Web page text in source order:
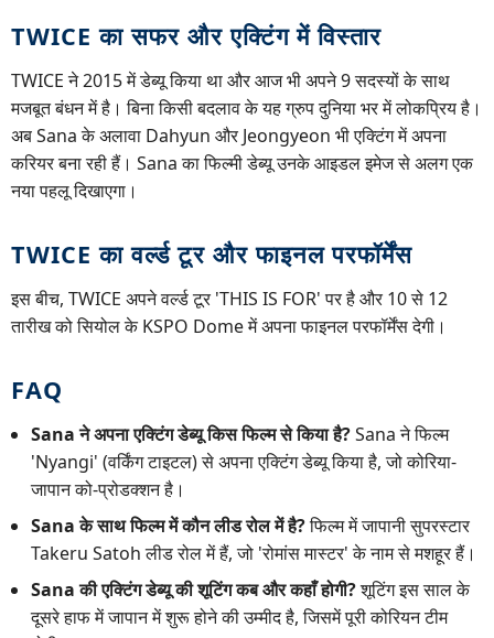
TWICE का सफर और एक्टिंग में विस्तार
TWICE ने 2015 में डेब्यू किया था और आज भी अपने 9 सदस्यों के साथ
मजबूत बंधन में है। बिना किसी बदलाव के यह ग्रुप दुनिया भर में लोकप्रिय है।
अब Sana के अलावा Dahyun और Jeongyeon भी एक्टिंग में अपना
करियर बना रही हैं। Sana का फिल्मी डेब्यू उनके आइडल इमेज से अलग एक
नया पहलू दिखाएगा।
TWICE का वर्ल्ड टूर और फाइनल परफॉर्मेंस
इस बीच, TWICE अपने वर्ल्ड टूर 'THIS IS FOR' पर है और 10 से 12
तारीख को सियोल के KSPO Dome में अपना फाइनल परफॉर्मेंस देगी।
FAQ
Sana ने अपना एक्टिंग डेब्यू किस फिल्म से किया है?Sana ने फिल्म
'Nyangi' (वर्किंग टाइटल) से अपना एक्टिंग डेब्यू किया है, जो कोरिया-
जापान को-प्रोडक्शन है।
Sana के साथ फिल्म में कौन लीड रोल में है?फिल्म में जापानी सुपरस्टार
Takeru Satoh लीड रोल में हैं, जो 'रोमांस मास्टर' के नाम से मशहूर हैं।
Sana की एक्टिंग डेब्यू की शूटिंग कब और कहाँ होगी?शूटिंग इस साल के
दूसरे हाफ में जापान में शुरू होने की उम्मीद है, जिसमें पूरी कोरियन टीम